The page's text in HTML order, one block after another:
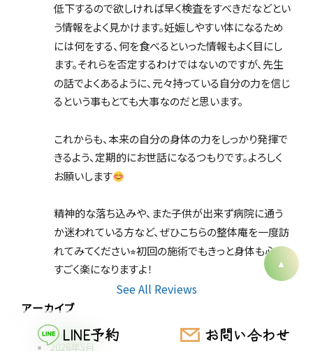
低下するので欲しければ早く検査をすべきだなどとい
う情報をよく見かけます。妊娠しやすい体になるため
には何をする、何を食べるといった情報もよく目にし
ます。それらを否定するわけではないのですが、先生
の話でよくあるように、元々持っている自分の力を信じ
るという事もとても大事なのだと思います。
これからも、本来の自分の身体の力をしっかり発揮で
きるよう、定期的にお世話になるつもりです。よろしく
お願いします
精神的な落ち込みや、また子供が出来ず病院に通う
か迷われている方など、ぜひこちらの整体庵を一度訪
れてみてください⭐︎初回の施術でもきっと身体も心も
すごく楽になりますよ！
See All Reviews
アーカイブ
2026年7月
2026年5月
LINE予約 お問い合わせ